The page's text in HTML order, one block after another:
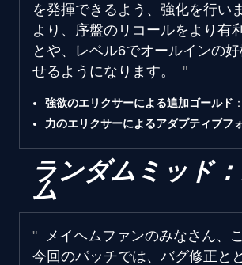
を発揮できるよう、強化を行い
より、序盤のリコールをより有
とや、レベル6でオールインの
せるようになります。
強欲のエリクサーによる追加ゴールド
力のエリクサーによるアダプティブフ
ランダムミッド
ム
メイヘムファンのみなさん、
今回のパッチでは、バグ修正と